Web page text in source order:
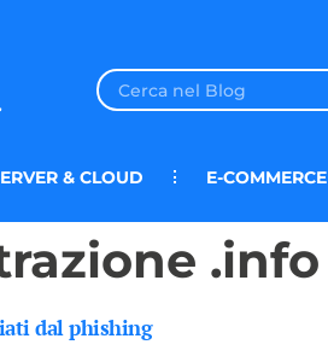
& CLOUD E-COMMERCE
.info
dal phishing